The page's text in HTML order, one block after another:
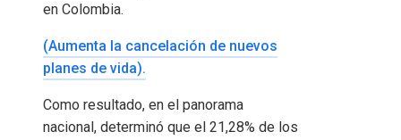
en Colombia.
(Aumenta la cancelación de nuevos
planes de vida).
Como resultado, en el panorama
nacional, determinó que el 21,28% de los